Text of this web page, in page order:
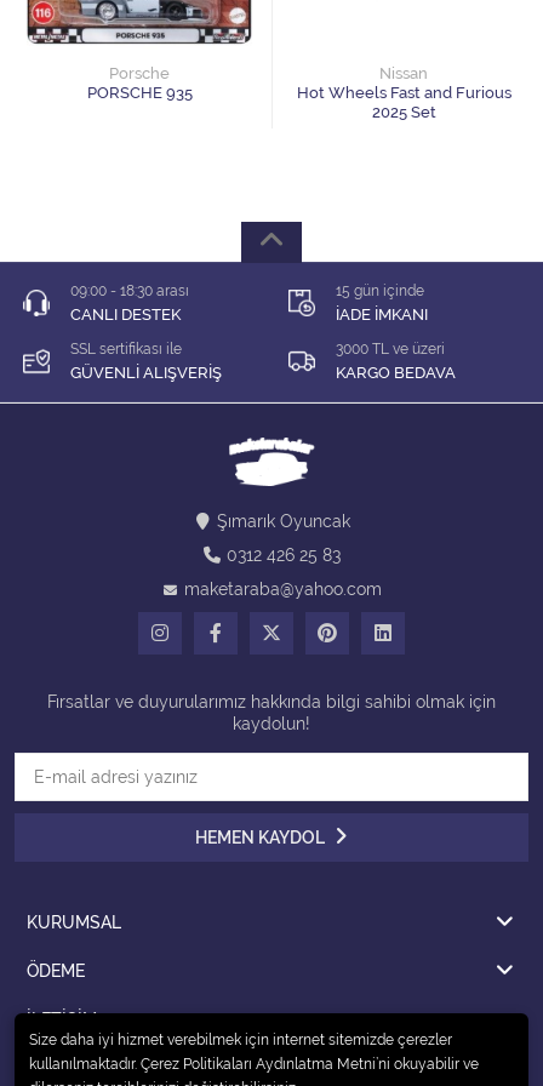
1/64 Tarmac
1/64 Time Micro
Tüm Kategorileri Gör
Porsche
PORSCHE 935
Nissan
Hot Wheels Fast and Furious
2025 Set
09:00 - 18:30 arası
CANLI DESTEK
15 gün içinde
İADE İMKANI
SSL sertifikası ile
GÜVENLİ ALIŞVERİŞ
3000 TL ve üzeri
KARGO BEDAVA
Şımarık Oyuncak
0312 426 25 83
maketaraba@yahoo.com
Fırsatlar ve duyurularımız hakkında bilgi sahibi olmak için
kaydolun!
HEMEN KAYDOL
KURUMSAL
ÖDEME
İLETİŞİM
Size daha iyi hizmet verebilmek için internet sitemizde çerezler
kullanılmaktadır. Çerez Politikaları Aydınlatma Metni’ni okuyabilir ve